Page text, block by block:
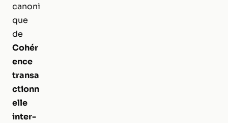
canoni
que
de
Cohér
ence
transa
ctionn
elle
inter-